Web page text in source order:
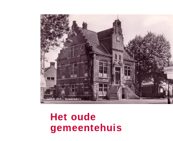
Het oude
gemeentehuis